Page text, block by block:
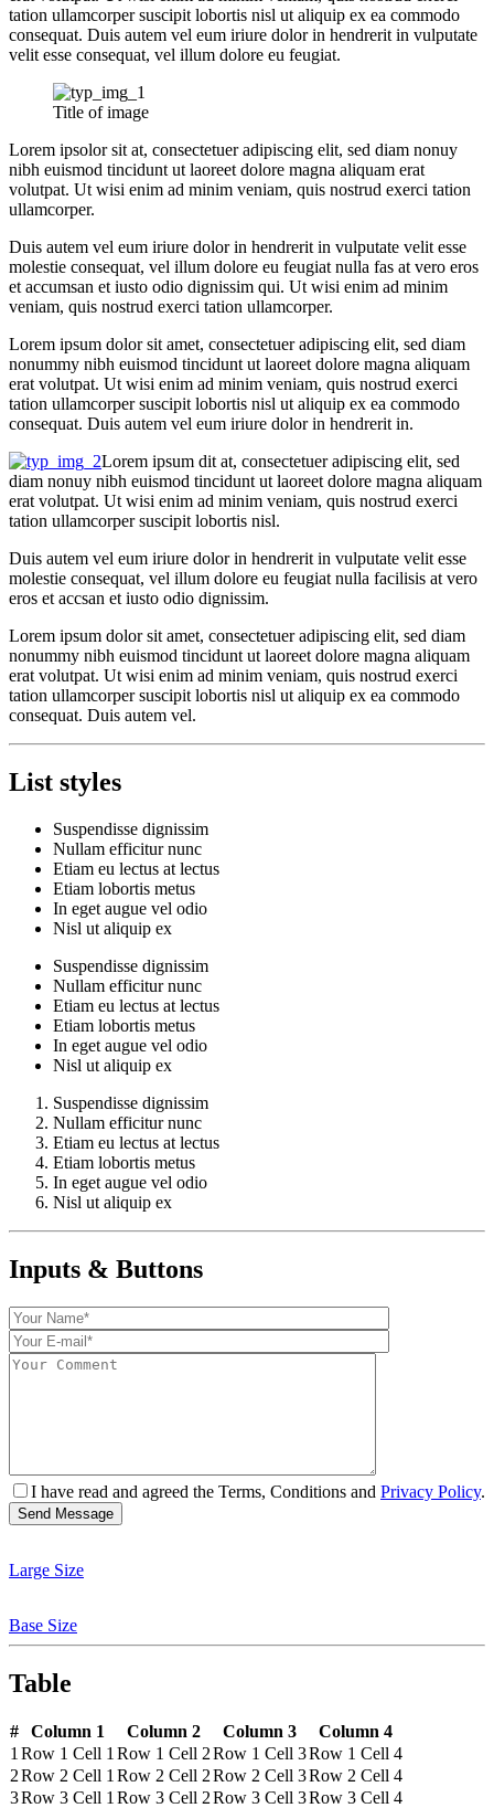
tation ullamcorper suscipit lobortis nisl ut aliquip ex ea commodo
consequat. Duis autem vel eum iriure dolor in hendrerit in vulputate
velit esse consequat, vel illum dolore eu feugiat.
Title of image
Lorem ipsolor sit at, consectetuer adipiscing elit, sed diam nonuy
nibh euismod tincidunt ut laoreet dolore magna aliquam erat
volutpat. Ut wisi enim ad minim veniam, quis nostrud exerci tation
ullamcorper.
Duis autem vel eum iriure dolor in hendrerit in vulputate velit esse
molestie consequat, vel illum dolore eu feugiat nulla fas at vero eros
et accumsan et iusto odio dignissim qui. Ut wisi enim ad minim
veniam, quis nostrud exerci tation ullamcorper.
Lorem ipsum dolor sit amet, consectetuer adipiscing elit, sed diam
nonummy nibh euismod tincidunt ut laoreet dolore magna aliquam
erat volutpat. Ut wisi enim ad minim veniam, quis nostrud exerci
tation ullamcorper suscipit lobortis nisl ut aliquip ex ea commodo
consequat. Duis autem vel eum iriure dolor in hendrerit in.
Lorem ipsum dit at, consectetuer adipiscing elit, sed
diam nonuy nibh euismod tincidunt ut laoreet dolore magna aliquam
erat volutpat. Ut wisi enim ad minim veniam, quis nostrud exerci
tation ullamcorper suscipit lobortis nisl.
Duis autem vel eum iriure dolor in hendrerit in vulputate velit esse
molestie consequat, vel illum dolore eu feugiat nulla facilisis at vero
eros et accsan et iusto odio dignissim.
Lorem ipsum dolor sit amet, consectetuer adipiscing elit, sed diam
nonummy nibh euismod tincidunt ut laoreet dolore magna aliquam
erat volutpat. Ut wisi enim ad minim veniam, quis nostrud exerci
tation ullamcorper suscipit lobortis nisl ut aliquip ex ea commodo
consequat. Duis autem vel.
List styles
Suspendisse dignissim
Nullam efficitur nunc
Etiam eu lectus at lectus
Etiam lobortis metus
In eget augue vel odio
Nisl ut aliquip ex
Suspendisse dignissim
Nullam efficitur nunc
Etiam eu lectus at lectus
Etiam lobortis metus
In eget augue vel odio
Nisl ut aliquip ex
Suspendisse dignissim
Nullam efficitur nunc
Etiam eu lectus at lectus
Etiam lobortis metus
In eget augue vel odio
Nisl ut aliquip ex
Inputs & Buttons
I have read and agreed the Terms, Conditions and Privacy Policy.
Large Size
Base Size
Table
# Column 1 Column 2 Column 3
Column 4
1 Row 1 Cell 1 Row 1 Cell 2Row 1 Cell 3Row 1 Cell 4
2Row 2 Cell 1 Row 2 Cell 2Row 2 Cell 3Row 2 Cell 4
3Row 3 Cell 1 Row 3 Cell 2Row 3 Cell 3Row 3 Cell 4